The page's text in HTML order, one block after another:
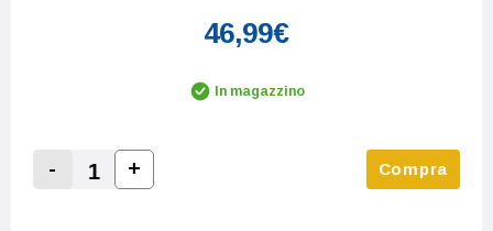
46,99€
In magazzino
Decrease Quantity:
-
Increase Quantity:
+ Compra